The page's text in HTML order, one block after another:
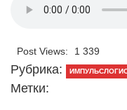
Post Views: 1 339
Рубрика:
Метки: